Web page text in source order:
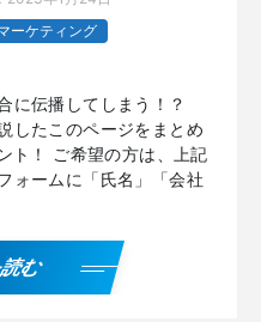
ーケティング
に伝播してしまう！？
したこのページをまとめ
ト！ ご希望の方は、上記
ォームに「氏名」「会社
む